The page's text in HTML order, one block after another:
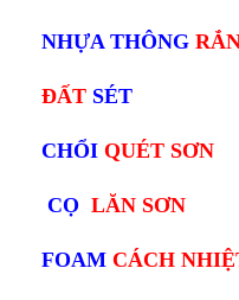
NHỰA THÔNG
ĐẤT SÉT
CHỔI QUÉT SƠN
CỌ LĂN SƠN
FOAM CÁCH